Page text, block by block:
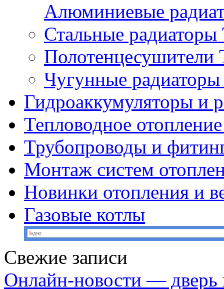
Алюминиевые
Стальные
Чугунные
Гидроаккумуляторы и
Тепловодное
Трубопроводы и
Монтаж систем
Новинки отопления и
Газовые котлы
Свежие записи
Онлайн-новости —